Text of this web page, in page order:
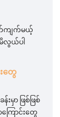
ကျက်မယ့်
လွယ်ပါ
တွေ
ာ ဖြစ်ဖြစ်
ြောင်းတွေ